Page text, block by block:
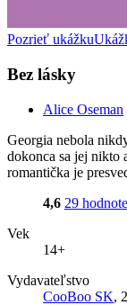
Pozrieť ukážku
Bez lásky
Alice Oseman
Georgia nebola
dokonca sa jej nikto
romantička je
4,6 29
Vek
14+
Vydavateľstvo
CooBoo SK,